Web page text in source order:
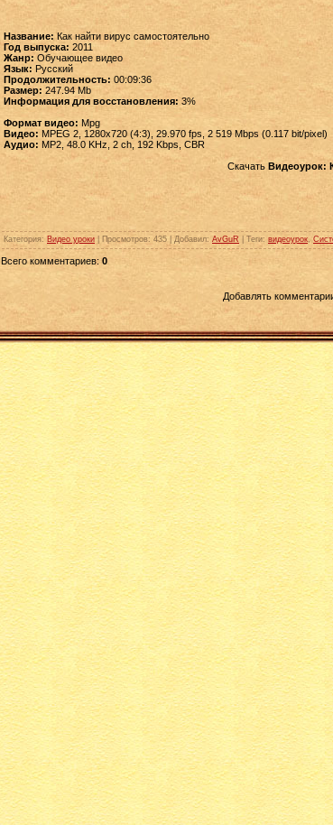
Название: Как найти вирус самостоятельно
Год выпуска: 2011
Жанр:Обучающее видео
Язык: Русский
Продолжительность: 00:09:36
Размер: 247.94 Mb
Информация для восстановления: 3%
Формат видео: Mpg
Видео: MPEG 2, 1280x720 (4:3), 29.970 fps, 2 519 Mbps (0.117 bit/pixel)
Аудио: MP2, 48.0 KHz, 2 ch, 192 Kbps, CBR
Скачать Видеоурок:
Категория: Видео уроки Просмотров: 435 | Добавил: AvGuR Теги: видеоурок
Всего комментариев: 0
Добавлять